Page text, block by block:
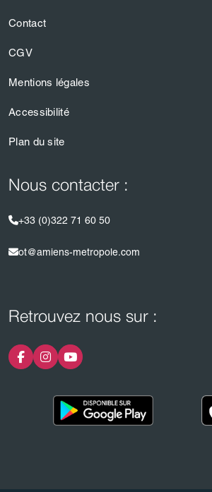
Contact
CGV
Mentions légales
Accessibilité
Plan du site
Nous contacter :
+33 (0)322 71 60 50
ot@amiens-metropole.com
Retrouvez nous sur :